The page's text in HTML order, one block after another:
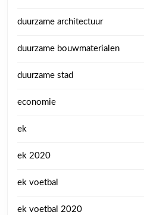
duurzame architectuur
duurzame bouwmaterialen
duurzame stad
economie
ek
ek 2020
ek voetbal
ek voetbal 2020